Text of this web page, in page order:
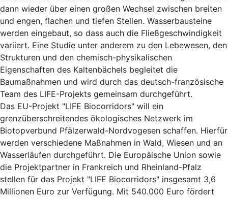
dann wieder über einen großen Wechsel zwischen breiten
und engen, flachen und tiefen Stellen. Wasserbausteine
werden eingebaut, so dass auch die Fließgeschwindigkeit
variiert. Eine Studie unter anderem zu den Lebewesen, den
Strukturen und den chemisch-physikalischen
Eigenschaften des Kaltenbächels begleitet die
Baumaßnahmen und wird durch das deutsch-französische
Team des LIFE-Projekts gemeinsam durchgeführt.
Das EU-Projekt "LIFE Biocorridors" will ein
grenzüberschreitendes ökologisches Netzwerk im
Biotopverbund Pfälzerwald-Nordvogesen schaffen. Hierfür
werden verschiedene Maßnahmen in Wald, Wiesen und an
Wasserläufen durchgeführt. Die Europäische Union sowie
die Projektpartner in Frankreich und Rheinland-Pfalz
stellen für das Projekt "LIFE Biocorridors" insgesamt 3,6
Millionen Euro zur Verfügung. Mit 540.000 Euro fördert